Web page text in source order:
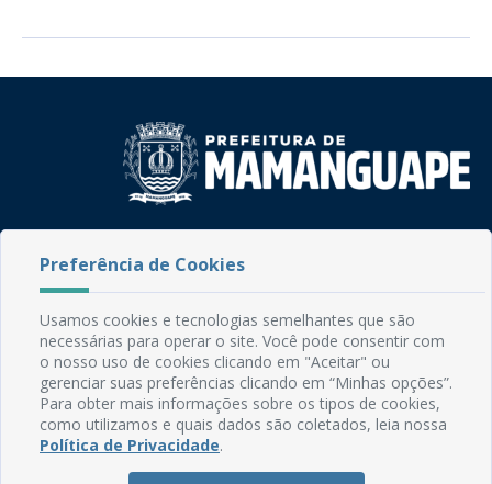
CEP: 58.280-000 - Mamanguape/PB
Expediente: Segunda à Sexta, das 08h às 13h
Mapa do Site
Perguntas frequentes
Manual de Navegação
Preferência de Cookies
Usamos cookies e tecnologias semelhantes que são
necessárias para operar o site. Você pode consentir com
o nosso uso de cookies clicando em "Aceitar" ou
gerenciar suas preferências clicando em “Minhas opções”.
Para obter mais informações sobre os tipos de cookies,
como utilizamos e quais dados são coletados, leia nossa
Política de Privacidade.